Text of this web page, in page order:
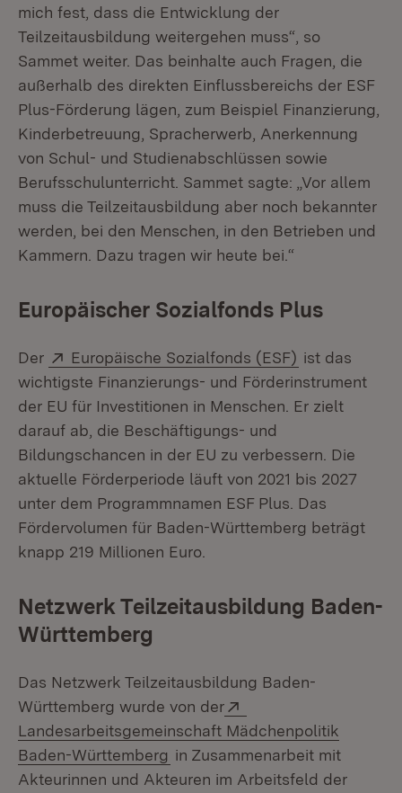
mich fest, dass die Entwicklung der
Teilzeitausbildung weitergehen muss“, so
Sammet weiter. Das beinhalte auch Fragen, die
außerhalb des direkten Einflussbereichs der ESF
Plus-Förderung lägen, zum Beispiel Finanzierung,
Kinderbetreuung, Spracherwerb, Anerkennung
von Schul- und Studienabschlüssen sowie
Berufsschulunterricht. Sammet sagte: „Vor allem
muss die Teilzeitausbildung aber noch bekannter
werden, bei den Menschen, in den Betrieben und
Kammern. Dazu tragen wir heute bei.“
Europäischer Sozialfonds Plus
Der Extern:
Europäische Sozialfonds (ESF) (Öffnet in
ist das
wichtigste Finanzierungs- und Förderinstrument
der EU für Investitionen in Menschen. Er zielt
darauf ab, die Beschäftigungs- und
Bildungschancen in der EU zu verbessern. Die
aktuelle Förderperiode läuft von 2021 bis 2027
unter dem Programmnamen ESF Plus. Das
Fördervolumen für Baden-Württemberg beträgt
knapp 219 Millionen Euro.
Netzwerk Teilzeitausbildung Baden-
Württemberg
Das Netzwerk Teilzeitausbildung Baden-
Württemberg wurde von der
Landesarbeitsgemeinschaft Mädchenpolitik
Baden-Württemberg (Öffnet in neuem Fenster)
in Zusammenarbeit mit
Akteurinnen und Akteuren im Arbeitsfeld der